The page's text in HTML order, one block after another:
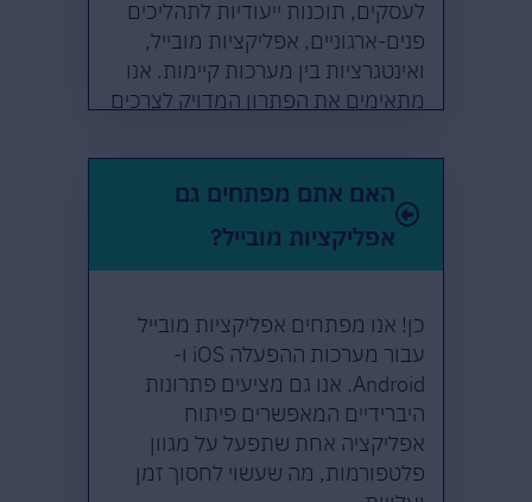
לעסקים, תוכנות ייעודיות לתהליכים
פנים-ארגוניים, אפליקציות מובייל,
ואינטגרציות בין מערכות קיימות. אנו
מתאימים את הפתרון המדויק לצרכים
האם אתם מפתחים גם
אפליקציות מובייל?
כן! אנו מפתחים אפליקציות מובייל
עבור מערכות ההפעלה iOS ו-
Android. אנו גם מציעים פתרונות
היברידיים המאפשרים פיתוח
אפליקציה אחת שתפעל על מגוון
פלטפורמות, מה שעשוי לחסוך זמן